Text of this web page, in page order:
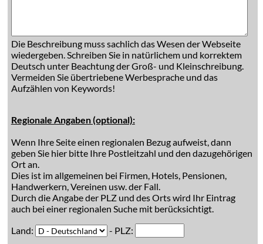
Die Beschreibung muss sachlich das Wesen der Webseite
wiedergeben. Schreiben Sie in natürlichem und korrektem
Deutsch unter Beachtung der Groß- und Kleinschreibung.
Vermeiden Sie übertriebene Werbesprache und das
Aufzählen von Keywords!
Regionale Angaben (optional):
Wenn Ihre Seite einen regionalen Bezug aufweist, dann
geben Sie hier bitte Ihre Postleitzahl und den dazugehörigen
Ort an.
Dies ist im allgemeinen bei Firmen, Hotels, Pensionen,
Handwerkern, Vereinen usw. der Fall.
Durch die Angabe der PLZ und des Orts wird Ihr Eintrag
auch bei einer regionalen Suche mit berücksichtigt.
Land:
- PLZ: